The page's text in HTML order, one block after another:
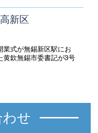
新区
業式が無錫新区駅にお
黄欽無錫市委書記が3号
せ